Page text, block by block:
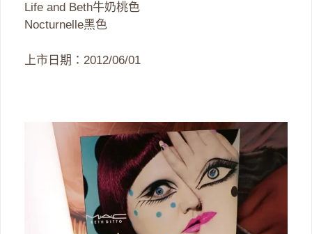
Life and Beth牛奶桃色
Nocturnelle黑色
上市日期：2012/06/01